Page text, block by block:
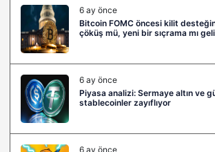
6 ay önce
Bitcoin FOMC öncesi kilit
çöküş mü, yeni bir sıçrama mı
6 ay önce
Piyasa analizi: Sermaye altın ve
stablecoinler zayıflıyor
6 ay önce